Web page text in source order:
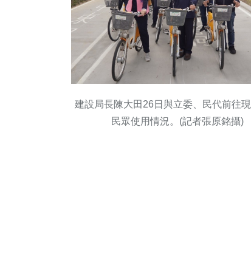
建設局長陳大田26日與立委、民代前往
民眾使用情況。(記者張原銘攝)